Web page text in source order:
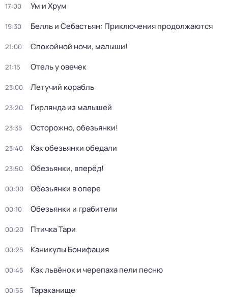
17:00 Ум и Хрум
19:30 Белль и Себастьян: Приключения продолжаются
21:00 Спокойной ночи, малыши!
21:15 Отель у овечек
23:00 Летучий корабль
23:20 Гирлянда из малышей
23:35 Осторожно, обезьянки!
23:40 Как обезьянки обедали
23:50 Обезьянки, вперёд!
00:00 Обезьянки в опере
00:10 Обезьянки и грабители
00:20 Птичка Тари
00:25 Каникулы Бонифация
00:45 Как львёнок и черепаха пели песню
00:55 Тараканище